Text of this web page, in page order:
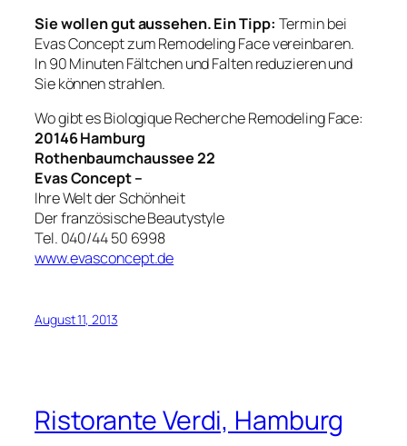
Sie wollen gut aussehen. Ein Tipp: Termin bei
Evas Concept zum Remodeling Face vereinbaren.
In 90 Minuten Fältchen und Falten reduzieren und
Sie können strahlen.
Wo gibt es Biologique Recherche Remodeling Face:
20146 Hamburg
Rothenbaumchaussee 22
Evas Concept –
Ihre Welt der Schönheit
Der französische Beautystyle
Tel. 040/44 50 6998
www.evasconcept.de
August 11, 2013
Ristorante Verdi, Hamburg